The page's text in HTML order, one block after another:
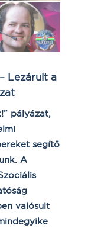
Lezárult a
pályázat,
segítő
A
valósult